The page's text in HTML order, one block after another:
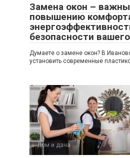
Замена окон –
повышению
безопасности
Думаете о замене окон? В
установить современные
Дом и дача